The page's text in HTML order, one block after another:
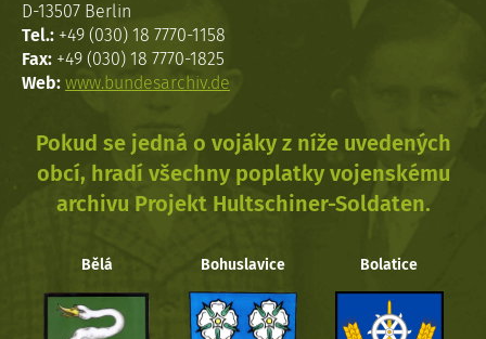
D-13507 Berlin
Tel.: +49 (030) 18 7770-1158
Fax: +49 (030) 18 7770-1825
Web: www.bundesarchiv.de
Pokud se jedná o vojáky z níže uvedených
obcí, hradí všechny poplatky vojenskému
archivu Projekt Hultschiner-Soldaten.
Bělá Bohuslavice Bolatice